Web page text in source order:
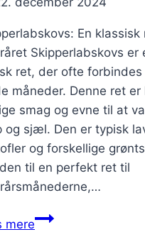
En klassisk
Skipperlabskovs er
ret, der ofte forbindes
måneder. Denne ret
smag og evne til at
og sjæl. Den er typisk
og forskellige
til en perfekt ret til
mereSkipperlabskovs